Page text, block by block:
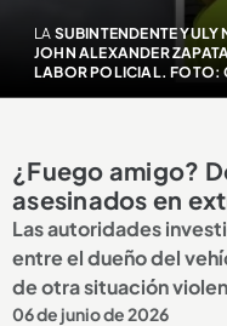
LA SUBINTENDENTE YULY
JOHN ALEXANDER
LABOR POLICIAL. FOTO:
¿Fuego amigo?
asesinados en
Las autoridades
entre el dueño del
de otra situación
06 de junio de 2026